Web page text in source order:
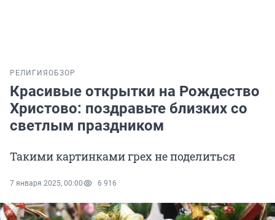
РЕЛИГИЯ ОБЗОР
Красивые открытки на Рождество
Христово: поздравьте близких со
светлым праздником
Такими картинками грех не поделиться
7 января 2025, 00:00 6 916